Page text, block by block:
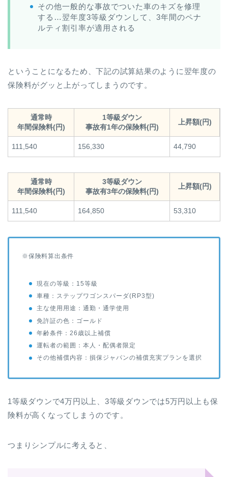
その他一般的な事故でついた車のキズを修理
する…翌年度3等級ダウンして、3年間のペナ
ルティ割引率が適用される
ということになるため、下記の試算結果のように翌年度の
保険料がグッと上がってしまうのです。
通常時
年間保険料(円)
1等級ダウン
事故有1年の保険料(円)
上昇額(円)
111,540 156,330 44,790
通常時
年間保険料(円)
3等級ダウン
事故有3年の保険料(円)
上昇額(円)
111,540 164,850 53,310
※保険料算出条件
現在の等級：15等級
車種：ステップワゴンスパーダ(RP3型)
主な使用用途：通勤・通学使用
免許証の色：ゴールド
年齢条件：26歳以上補償
運転者の範囲：本人・配偶者限定
その他補償内容：損保ジャパンの補償充実プランを選択
1等級ダウンで4万円以上、3等級ダウンでは5万円以上も保
険料が高くなってしまうのです。
つまりシンプルに考えると、